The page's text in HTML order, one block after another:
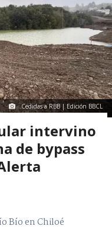
Cedidas a RBB | Edición BBCL
intervino
de bypass
Bío en Chiloé